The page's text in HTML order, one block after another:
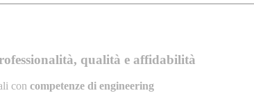
qualità e affidabilità
con competenze di engineering